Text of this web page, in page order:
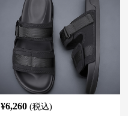
¥6,260 (税込)